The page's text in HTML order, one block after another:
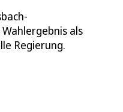
als
Regierung.